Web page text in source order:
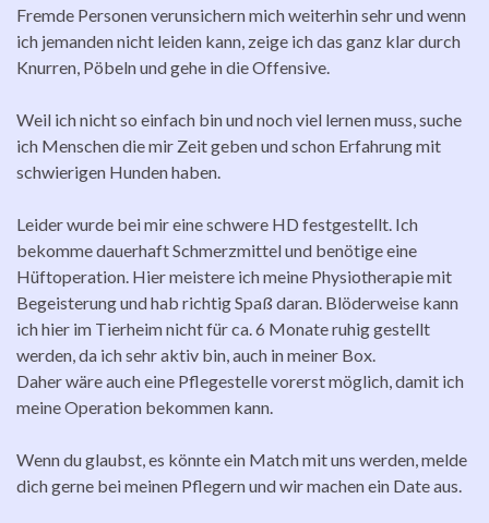
Fremde Personen verunsichern mich weiterhin sehr und wenn
ich jemanden nicht leiden kann, zeige ich das ganz klar durch
Knurren, Pöbeln und gehe in die Offensive.
Weil ich nicht so einfach bin und noch viel lernen muss, suche
ich Menschen die mir Zeit geben und schon Erfahrung mit
schwierigen Hunden haben.
Leider wurde bei mir eine schwere HD festgestellt. Ich
bekomme dauerhaft Schmerzmittel und benötige eine
Hüftoperation. Hier meistere ich meine Physiotherapie mit
Begeisterung und hab richtig Spaß daran. Blöderweise kann
ich hier im Tierheim nicht für ca. 6 Monate ruhig gestellt
werden, da ich sehr aktiv bin, auch in meiner Box.
Daher wäre auch eine Pflegestelle vorerst möglich, damit ich
meine Operation bekommen kann.
Wenn du glaubst, es könnte ein Match mit uns werden, melde
dich gerne bei meinen Pflegern und wir machen ein Date aus.